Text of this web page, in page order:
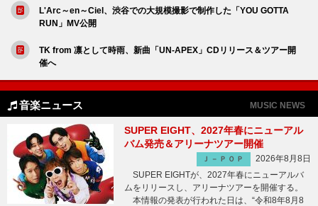
L'Arc～en～Ciel、渋谷での大規模撮影で制作した「YOU GOTTA
RUN」MV公開
TK from 凛として時雨、新曲「UN-APEX」CDリリース＆ツアー開
催へ
音楽ニュース MUSIC NEWS
SUPER EIGHT、2027年春にニューアル
バム発売＆アリーナツアー開催
Ｊ－ＰＯＰ
2026年8月8日
SUPER EIGHTが、2027年春にニューアルバ
ムをリリースし、アリーナツアーを開催する。
本情報の発表が行われた日は、“令和8年8月8